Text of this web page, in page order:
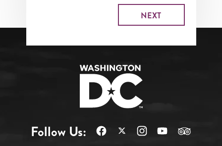
Follow Us: